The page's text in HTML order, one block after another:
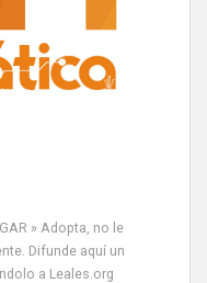
» Adopta, no le
Difunde aquí un
a Leales.org